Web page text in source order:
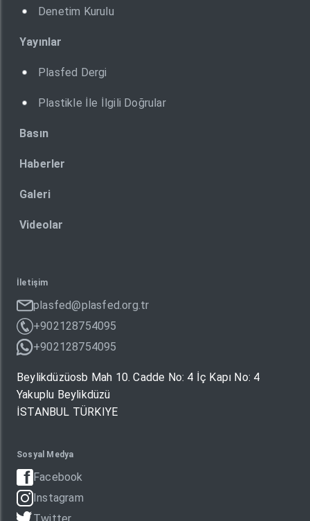
Denetim Kurulu
Yayınlar
Plasfed Dergi
Plastikle İle İlgili Doğrular
Basın
Haberler
Galeri
Videolar
İletişim
plasfed@plasfed.org.tr
+902128754095
+902128754095
Beylikdüzüosb Mah 10. Cadde No: 4 İç Kapı No: 4
Yakuplu Beylikdüzü
İSTANBUL TÜRKIYE
Sosyal Medya
Facebook
Instagram
Twitter